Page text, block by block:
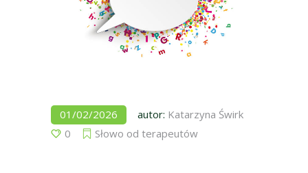
01/02/2026 autor: Katarzyna Świrk
0
Słowo od terapeutów